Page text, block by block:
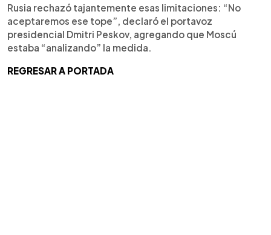
Rusia rechazó tajantemente esas limitaciones: “No
aceptaremos ese tope”, declaró el portavoz
presidencial Dmitri Peskov, agregando que Moscú
estaba “analizando” la medida.
REGRESAR A PORTADA